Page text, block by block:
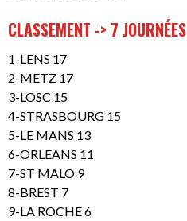
CLASSEMENT -> 7 JOURNÉES
1-LENS 17
2-METZ 17
3-LOSC 15
4-STRASBOURG 15
5-LE MANS 13
6-ORLEANS 11
7-ST MALO 9
8-BREST 7
9-LA ROCHE 6